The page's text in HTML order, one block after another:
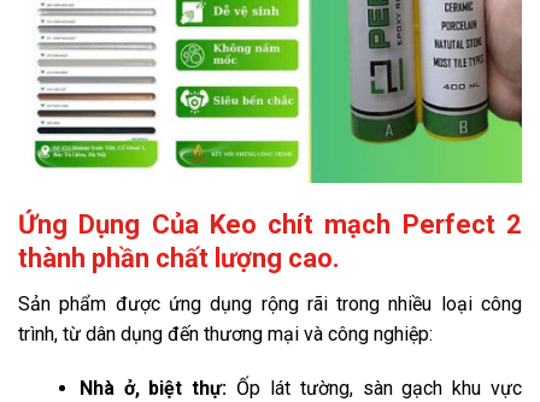
Ứng Dụng Của Keo chít mạch Perfect 2
thành phần chất lượng cao.
Sản phẩm được ứng dụng rộng rãi trong nhiều loại công
trình, từ dân dụng đến thương mại và công nghiệp:
Nhà ở, biệt thự: Ốp lát tường, sàn gạch khu vực